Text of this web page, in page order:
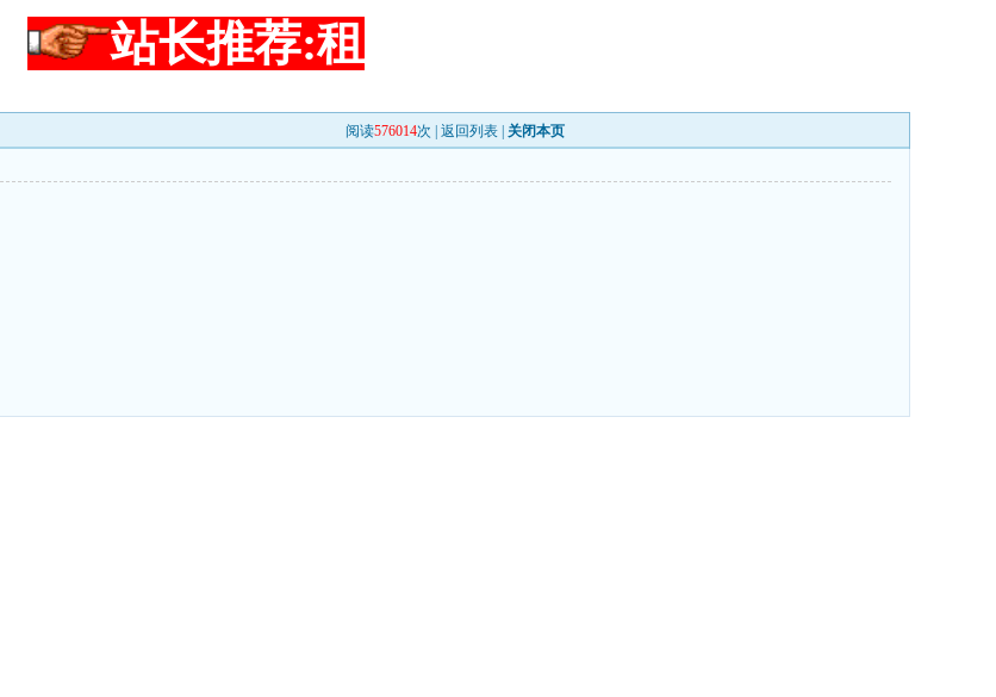
站长推荐:租
阅读576014次 | 返回列表 关闭本页